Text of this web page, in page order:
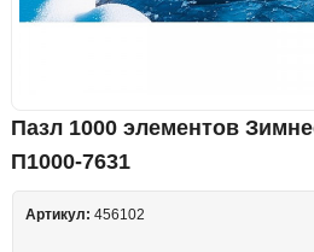
Пазл 1000 элементов
П1000-7631
Артикул: 456102